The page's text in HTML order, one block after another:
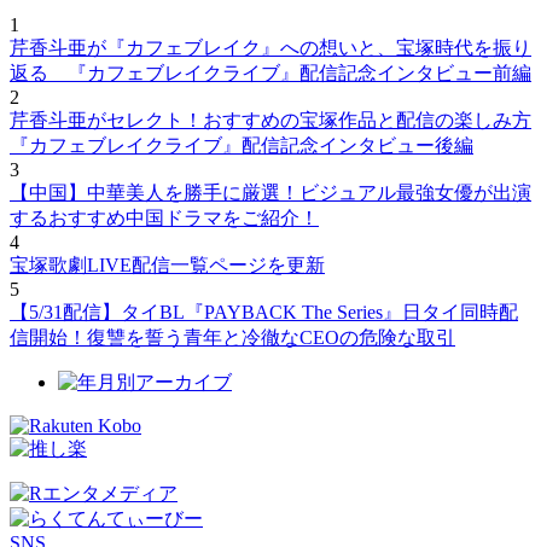
1
芹香斗亜が『カフェブレイク』への想いと、宝塚時代を振り
返る 『カフェブレイクライブ』配信記念インタビュー前編
2
芹香斗亜がセレクト！おすすめの宝塚作品と配信の楽しみ方
『カフェブレイクライブ』配信記念インタビュー後編
3
【中国】中華美人を勝手に厳選！ビジュアル最強女優が出演
するおすすめ中国ドラマをご紹介！
4
宝塚歌劇LIVE配信一覧ページを更新
5
【5/31配信】タイBL『PAYBACK The Series』日タイ同時配
信開始！復讐を誓う青年と冷徹なCEOの危険な取引
SNS